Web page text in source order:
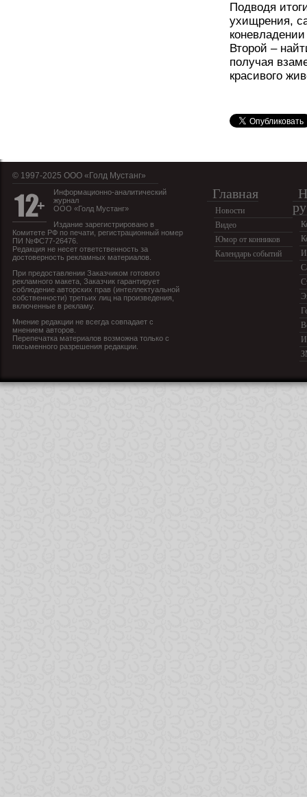
Подводя
ухищрения,
Второй –
получая
красивого
© 1997-2025 OOO «Голд Мустанг»
Информационно-аналитический
журнал
ООО «Голд Мустанг»
Издание зарегистрировано в
Комитете РФ по печати, регистрационный номер
ПИ №ФС77-26476.
Редакция не несет ответственность за
достоверность рекламных материалов.
При предоставлении Заказчиком готового
рекламного макета, Заказчик гарантирует
соблюдение авторских прав (интеллектуальной
собственности) третьих лиц на произведения,
включенные в рекламу.
Мнение редакции не всегда совпадает с
мнением авторов.
Перепечатка материалов возможна только с
письменного разрешения редакции.
Главная
Новости
Видео
Юмор от конников
Календарь событий